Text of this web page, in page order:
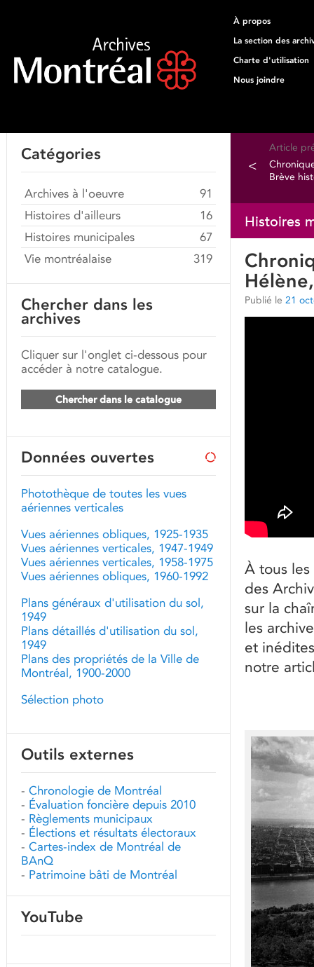
À propos
La section des
Charte d'utilisation
Nous joindre
Article
<
Brève
Histoires
Publié le 21
À tous
des
sur la
les
et
notre
Catégories
Archives à l'oeuvre
91
Histoires d'ailleurs
16
Histoires municipales
67
Vie montréalaise
319
Chercher dans les
archives
Cliquer sur l'onglet ci-dessous pour
accéder à notre catalogue.
Chercher dans le catalogue
Données ouvertes
Photothèque de toutes les vues
aériennes verticales
Vues aériennes obliques, 1925-1935
Vues aériennes verticales, 1947-1949
Vues aériennes verticales, 1958-1975
Vues aériennes obliques, 1960-1992
Plans généraux d'utilisation du sol,
1949
Plans détaillés d'utilisation du sol,
1949
Plans des propriétés de la Ville de
Montréal, 1900-2000
Sélection photo
Outils externes
- Chronologie de Montréal
- Évaluation foncière depuis 2010
- Règlements municipaux
- Élections et résultats électoraux
- Cartes-index de Montréal de
BAnQ
- Patrimoine bâti de Montréal
YouTube